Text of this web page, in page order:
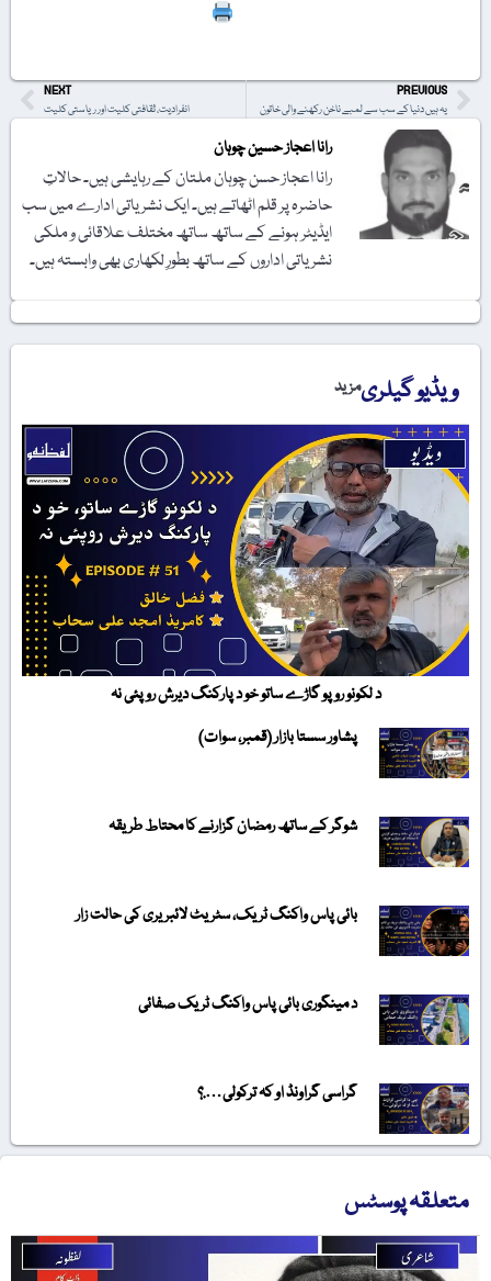
PREVIOUS
یہ ہیں دنیا کے سب سے لمبے ناخن رکھنے والی خاتون
NEXT
انفرادیت، ثقافتی کلیت اور ریاستی کلیت
رانا اعجاز حسین چوہان
رانا اعجاز حسن چوہان ملتان کے رہایشی ہیں۔ حالاتِ
حاضرہ پر قلم اٹھاتے ہیں۔ ایک نشریاتی ادارے میں سب
ایڈیٹر ہونے کے ساتھ ساتھ مختلف علاقائی و ملکی
نشریاتی اداروں کے ساتھ بطورِ لکھاری بھی وابستہ ہیں۔
ویڈیو گیلریمزید
د لکونو روپو گاڑے ساتو خو د پارکنگ دیرش روپئی نہ
پشاور سستا بازار (قمبر، سوات)
شوگر کے ساتھ رمضان گزارنے کا محتاط طریقہ
بائی پاس واکنگ ٹریک، سٹریٹ لائبریری کی حالت زار
د مینگوری بائی پاس واکنگ ٹریک صفائی
گراسی گراونڈ او کہ ترکولی….؟
متعلقہ پوسٹس